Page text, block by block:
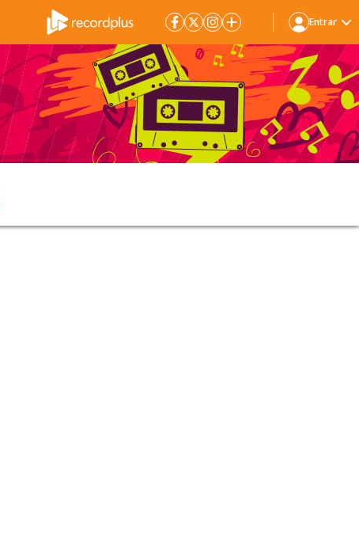
Entrar